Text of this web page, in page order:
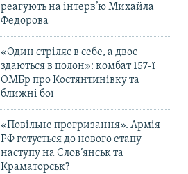
реагують на інтерв’ю Михайла
Федорова
«Один стріляє в себе, а двоє
здаються в полон»: комбат 157-ї
ОМБр про Костянтинівку та
ближні бої
«Повільне прогризання». Армія
РФ готується до нового етапу
наступу на Слов’янськ та
Краматорськ?